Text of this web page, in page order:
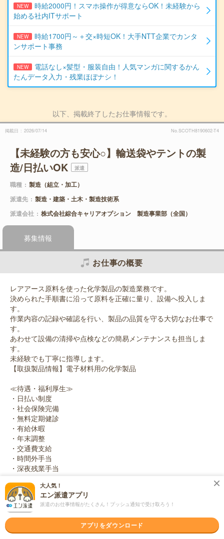
NEW
時給2000円！スマホ操作が得意ならOK！未経験から
始める社内ITサポート
NEW
時給1700円～＋交×時短OK！大手NTT企業でカンタ
ンサポート事務
NEW
電話なし×髪型・服装自由！人気マンガに関するかん
たんデータ入力・残業ほぼナシ！
以下、掲載終了したお仕事情報です。
掲載日 2026/07/14 No.SCOTH8190602-T4
【未経験の方も安心○】輸送袋やテントの製
造/日払いOK
派遣
職種
製造（組立・加工）
派遣先
製造・建築・土木・製造技術系
派遣会社
株式会社綜合キャリアオプション 製造事業部（全国）
募集情報
お仕事の概要
レアアース原料を使った化学製品の製造業務です。
決められた手順書に沿って原料を正確に量り、設備へ投入しま
す。
作業内容の記録や確認を行い、製品の品質を守る大切なお仕事で
す。
あわせて設備の清掃や点検などの簡易メンテナンスも担当しま
す。
未経験でも丁寧に指導します。
【取扱製品情報】電子材料用の化学製品
≪待遇・福利厚生≫
・日払い制度
・社会保険完備
・無料定期健診
・有給休暇
・年末調整
・交通費支給
・時間外手当
・深夜残業手当
友人紹介キャンペーン実施中！
ご友人のご紹介で3万円ずつプレゼント！※規定有※
職種未経験OK / ブランクOK / 英語力不要
大人気！
エン派遣アプリ
派遣のお仕事情報がたくさん！プッシュ通知で受け取ろう！
アプリをダウンロード